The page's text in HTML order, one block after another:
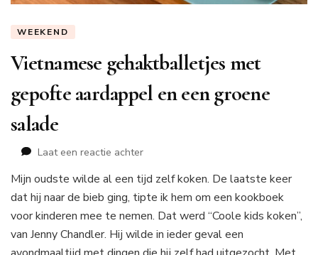
WEEKEND
Vietnamese gehaktballetjes met
gepofte aardappel en een groene
salade
Laat een reactie achterop
gehaktballetjes
met
gepofte
en
Mijn oudste wilde al een tijd zelf koken. De laatste keer
dat hij naar de bieb ging, tipte ik hem om een kookboek
voor kinderen mee te nemen. Dat werd “Coole kids koken”,
van Jenny Chandler. Hij wilde in ieder geval een